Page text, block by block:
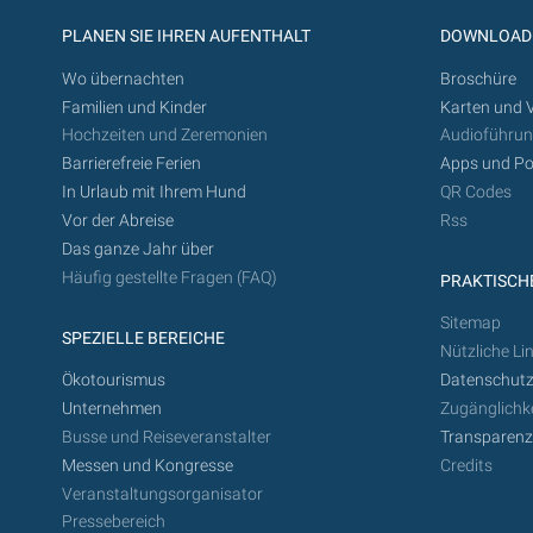
PLANEN SIE IHREN AUFENTHALT
Wo übernachten
Familien und Kinder
Hochzeiten und Zeremonien
Barrierefreie Ferien
In Urlaub mit Ihrem Hund
Vor der Abreise
Das ganze Jahr über
Häufig gestellte Fragen (FAQ)
SPEZIELLE BEREICHE
Ökotourismus
Unternehmen
Busse und Reiseveranstalter
Messen und Kongresse
Veranstaltungsorganisator
Pressebereich
DOWNLOAD
Broschüre
Karten und
Apps und
QR Codes
Rss
Sitemap
Nützliche
Credits